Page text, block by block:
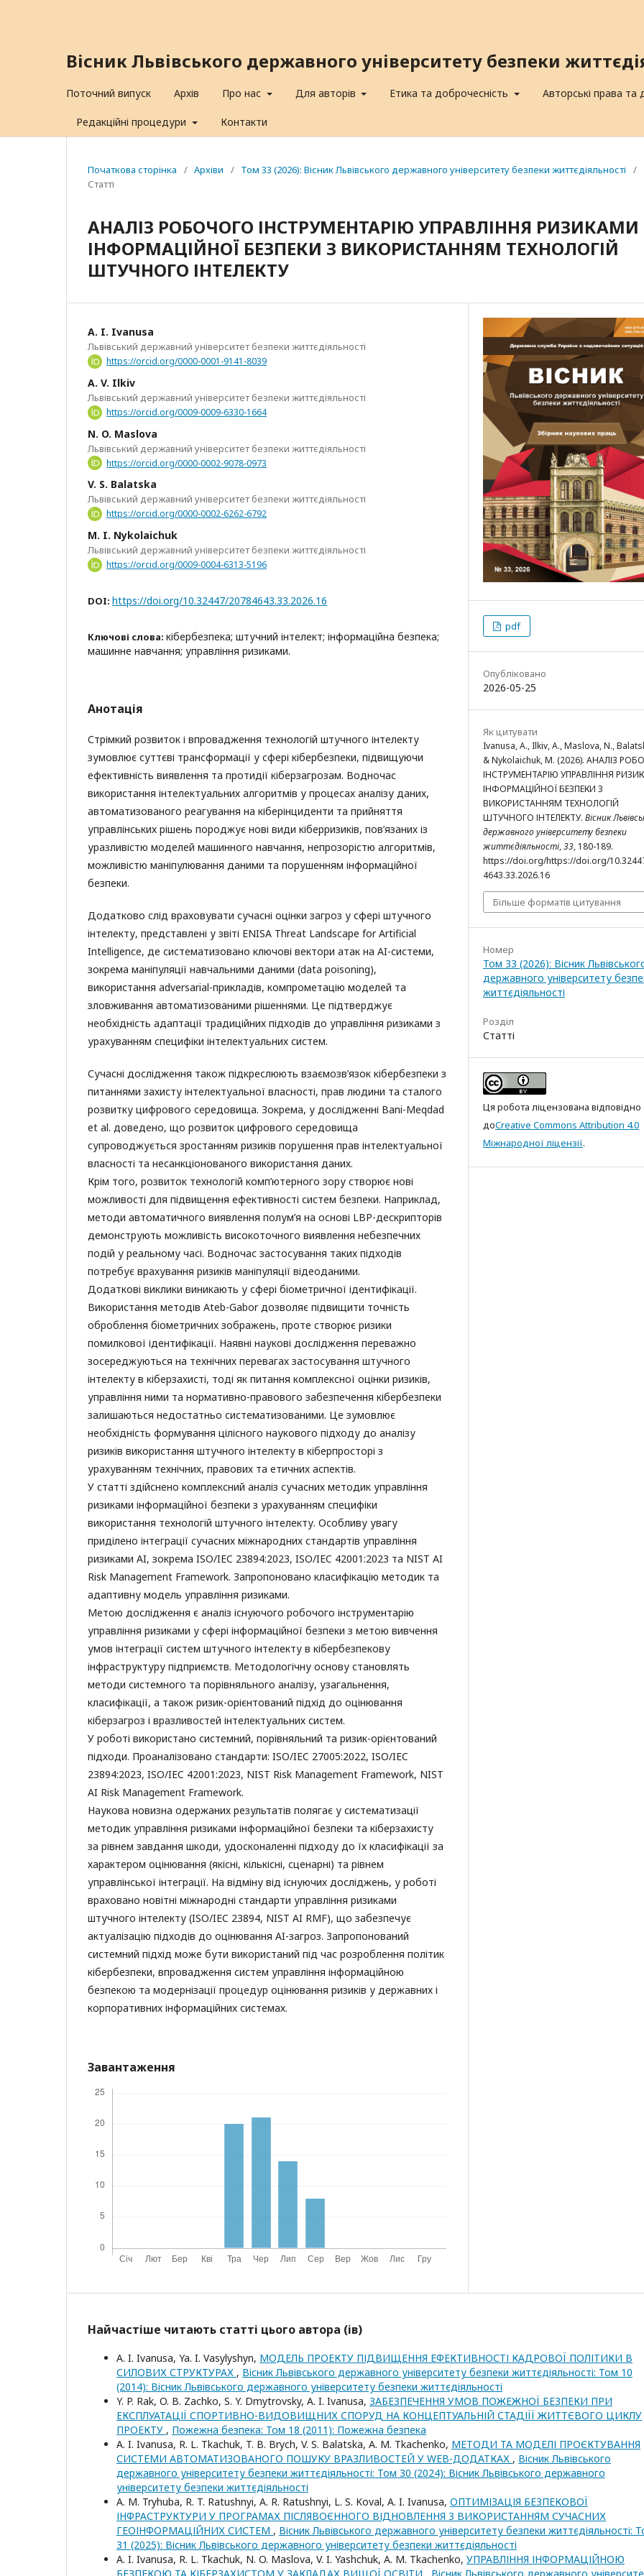
Вісник Львівського державного університету безпеки
Поточний випуск Архів Про нас Для авторів Етика та доброчесність Авторські права та
Редакційні процедури Контакти
Початкова сторінка / Архіви / Том 33 (2026): Вісник Львівського державного університету безпеки життєдіяльності
/
Статті
АНАЛІЗ РОБОЧОГО ІНСТРУМЕНТАРІЮ УПРАВЛІННЯ РИЗИКАМИ
ІНФОРМАЦІЙНОЇ БЕЗПЕКИ З ВИКОРИСТАННЯМ ТЕХНОЛОГІЙ
ШТУЧНОГО ІНТЕЛЕКТУ
A. I. Ivanusa
Львівський державний університет безпеки життєдіяльності
https://orcid.org/0000-0001-9141-8039
A. V. Ilkiv
Львівський державний університет безпеки життєдіяльності
https://orcid.org/0009-0009-6330-1664
N. O. Maslova
Львівський державний університет безпеки життєдіяльності
https://orcid.org/0000-0002-9078-0973
V. S. Balatska
Львівський державний університет безпеки життєдіяльності
https://orcid.org/0000-0002-6262-6792
M. I. Nykolaichuk
Львівський державний університет безпеки життєдіяльності
https://orcid.org/0009-0004-6313-5196
DOI: https://doi.org/10.32447/20784643.33.2026.16
Ключові слова: кібербезпека; штучний інтелект; інформаційна безпека;
машинне навчання; управління ризиками.
Анотація
Стрімкий розвиток і впровадження технологій штучного інтелекту
зумовлює суттєві трансформації у сфері кібербезпеки, підвищуючи
ефективність виявлення та протидії кіберзагрозам. Водночас
використання інтелектуальних алгоритмів у процесах аналізу даних,
автоматизованого реагування на кіберінциденти та прийняття
управлінських рішень породжує нові види кіберризиків, пов’язаних із
уразливістю моделей машинного навчання, непрозорістю алгоритмів,
можливістю маніпулювання даними та порушенням інформаційної
безпеки.
Додатково слід враховувати сучасні оцінки загроз у сфері штучного
інтелекту, представлені у звіті ENISA Threat Landscape for Artificial
Intelligence, де систематизовано ключові вектори атак на AI-системи,
зокрема маніпуляції навчальними даними (data poisoning),
використання adversarial-прикладів, компрометацію моделей та
зловживання автоматизованими рішеннями. Це підтверджує
необхідність адаптації традиційних підходів до управління ризиками з
урахуванням специфіки інтелектуальних систем.
Сучасні дослідження також підкреслюють взаємозв’язок кібербезпеки з
питаннями захисту інтелектуальної власності, прав людини та сталого
розвитку цифрового середовища. Зокрема, у дослідженні Bani-Meqdad
et al. доведено, що розвиток цифрового середовища
супроводжується зростанням ризиків порушення прав інтелектуальної
власності та несанкціонованого використання даних.
Крім того, розвиток технологій комп’ютерного зору створює нові
можливості для підвищення ефективності систем безпеки. Наприклад,
методи автоматичного виявлення полум’я на основі LBP-дескрипторів
демонструють можливість високоточного виявлення небезпечних
подій у реальному часі. Водночас застосування таких підходів
потребує врахування ризиків маніпуляції відеоданими.
Додаткові виклики виникають у сфері біометричної ідентифікації.
Використання методів Ateb-Gabor дозволяє підвищити точність
оброблення біометричних зображень, проте створює ризики
помилкової ідентифікації. Наявні наукові дослідження переважно
зосереджуються на технічних перевагах застосування штучного
інтелекту в кіберзахисті, тоді як питання комплексної оцінки ризиків,
управління ними та нормативно-правового забезпечення кібербезпеки
залишаються недостатньо систематизованими. Це зумовлює
необхідність формування цілісного наукового підходу до аналізу
ризиків використання штучного інтелекту в кіберпросторі з
урахуванням технічних, правових та етичних аспектів.
У статті здійснено комплексний аналіз сучасних методик управління
ризиками інформаційної безпеки з урахуванням специфіки
використання технологій штучного інтелекту. Особливу увагу
приділено інтеграції сучасних міжнародних стандартів управління
ризиками AI, зокрема ISO/IEC 23894:2023, ISO/IEC 42001:2023 та NIST AI
Risk Management Framework. Запропоновано класифікацію методик та
адаптивну модель управління ризиками.
Метою дослідження є аналіз існуючого робочого інструментарію
управління ризиками у сфері інформаційної безпеки з метою вивчення
умов інтеграції систем штучного інтелекту в кібербезпекову
інфраструктуру підприємств. Методологічну основу становлять
методи системного та порівняльного аналізу, узагальнення,
класифікації, а також ризик-орієнтований підхід до оцінювання
кіберзагроз і вразливостей інтелектуальних систем.
У роботі використано системний, порівняльний та ризик-орієнтований
підходи. Проаналізовано стандарти: ISO/IEC 27005:2022, ISO/IEC
23894:2023, ISO/IEC 42001:2023, NIST Risk Management Framework, NIST
AI Risk Management Framework.
Наукова новизна одержаних результатів полягає у систематизації
методик управління ризиками інформаційної безпеки та кіберзахисту
за рівнем завдання шкоди, удосконаленні підходу до їх класифікації за
характером оцінювання (якісні, кількісні, сценарні) та рівнем
управлінської інтеграції. На відміну від існуючих досліджень, у роботі
враховано новітні міжнародні стандарти управління ризиками
штучного інтелекту (ISO/IEC 23894, NIST AI RMF), що забезпечує
актуалізацію підходів до оцінювання AI-загроз. Запропонований
системний підхід може бути використаний під час розроблення політик
кібербезпеки, впровадження систем управління інформаційною
безпекою та модернізації процедур оцінювання ризиків у державних і
корпоративних інформаційних системах.
Завантаження
pdf
Опубліковано
2026-05-25
Як цитувати
Ivanusa, A., Ilkiv, A., Maslova, N.,
& Nykolaichuk, M. (2026). АНАЛІЗ
ІНСТРУМЕНТАРІЮ УПРАВЛІННЯ
ІНФОРМАЦІЙНОЇ БЕЗПЕКИ З
ВИКОРИСТАННЯМ ТЕХНОЛОГІЙ
ШТУЧНОГО ІНТЕЛЕКТУ. Вісник
державного університету безпеки
життєдіяльності,33, 180-189.
https://doi.org/https://doi.org/
4643.33.2026.16
Більше форматів цитування
Номер
Том 33 (2026): Вісник
державного університету
життєдіяльності
Розділ
Статті
Ця робота ліцензована відповідно
доCreative Commons Attribution 4.0
Міжнародної ліцензії.
Найчастіше читають статті цього автора (ів)
A. I. Ivanusa, Ya. I. Vasylyshyn, МОДЕЛЬ ПРОЕКТУ ПІДВИЩЕННЯ ЕФЕКТИВНОСТІ КАДРОВОЇ ПОЛІТИКИ В
СИЛОВИХ СТРУКТУРАХ , Вісник Львівського державного університету безпеки життєдіяльності: Том 10
(2014): Вісник Львівського державного університету безпеки життєдіяльності
Y. P. Rak, O. B. Zachko, S. Y. Dmytrovsky, A. I. Ivanusa, ЗАБЕЗПЕЧЕННЯ УМОВ ПОЖЕЖНОЇ БЕЗПЕКИ ПРИ
ЕКСПЛУАТАЦІЇ СПОРТИВНО-ВИДОВИЩНИХ СПОРУД НА КОНЦЕПТУАЛЬНІЙ СТАДІЇЇ ЖИТТЄВОГО ЦИКЛУ
ПРОЕКТУ , Пожежна безпека: Том 18 (2011): Пожежна безпека
A. I. Ivanusa, R. L. Tkachuk, T. B. Brych, V. S. Balatska, A. M. Tkachenko, МЕТОДИ ТА МОДЕЛІ ПРОЄКТУВАННЯ
СИСТЕМИ АВТОМАТИЗОВАНОГО ПОШУКУ ВРАЗЛИВОСТЕЙ У WEB-ДОДАТКАХ , Вісник Львівського
державного університету безпеки життєдіяльності: Том 30 (2024): Вісник Львівського державного
університету безпеки життєдіяльності
А. M. Tryhuba, R. T. Ratushnyi, А. R. Ratushnyi, L. S. Koval, A. I. Ivanusa, ОПТИМІЗАЦІЯ БЕЗПЕКОВОЇ
ІНФРАСТРУКТУРИ У ПРОГРАМАХ ПІСЛЯВОЄННОГО ВІДНОВЛЕННЯ З ВИКОРИСТАННЯМ СУЧАСНИХ
ГЕОІНФОРМАЦІЙНИХ СИСТЕМ , Вісник Львівського державного університету безпеки життєдіяльності:
31 (2025): Вісник Львівського державного університету безпеки життєдіяльності
A. I. Ivanusa, R. L. Tkachuk, N. O. Maslova, V. I. Yashchuk, A. M. Tkachenko, УПРАВЛІННЯ ІНФОРМАЦІЙНОЮ